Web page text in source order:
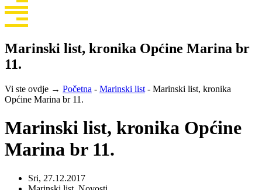
Marinski list, kronika Općine Marina br
11.
Vi ste ovdje → Početna - Marinski list - Marinski list, kronika
Općine Marina br 11.
Marinski list, kronika Općine
Marina br 11.
Sri, 27.12.2017